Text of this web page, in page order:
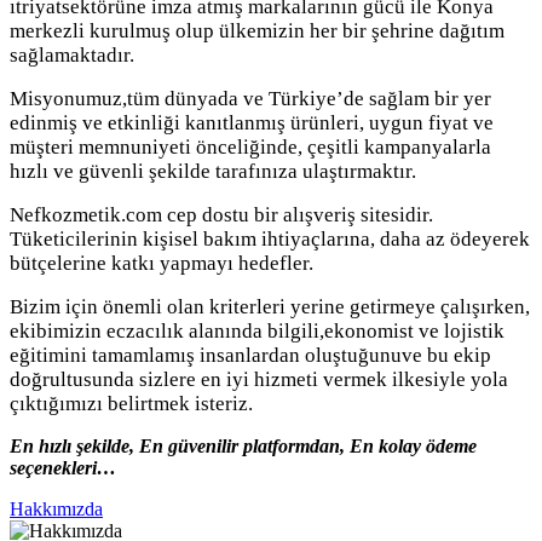
ıtriyatsektörüne imza atmış markalarının gücü ile Konya
merkezli kurulmuş olup ülkemizin her bir şehrine dağıtım
sağlamaktadır.
Misyonumuz,tüm dünyada ve Türkiye’de sağlam bir yer
edinmiş ve etkinliği kanıtlanmış ürünleri, uygun fiyat ve
müşteri memnuniyeti önceliğinde, çeşitli kampanyalarla
hızlı ve güvenli şekilde tarafınıza ulaştırmaktır.
Nefkozmetik.com cep dostu bir alışveriş sitesidir.
Tüketicilerinin kişisel bakım ihtiyaçlarına, daha az ödeyerek
bütçelerine katkı yapmayı hedefler.
Bizim için önemli olan kriterleri yerine getirmeye çalışırken,
ekibimizin eczacılık alanında bilgili,ekonomist ve lojistik
eğitimini tamamlamış insanlardan oluştuğunuve bu ekip
doğrultusunda sizlere en iyi hizmeti vermek ilkesiyle yola
çıktığımızı belirtmek isteriz.
En hızlı şekilde, En güvenilir platformdan, En kolay ödeme
seçenekleri…
Hakkımızda